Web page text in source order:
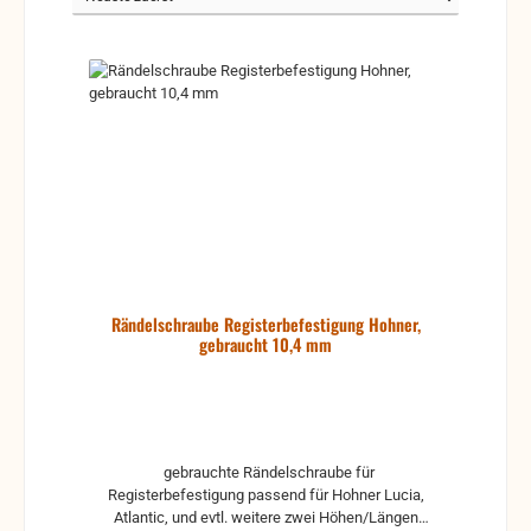
Rändelschraube Registerbefestigung Hohner,
gebraucht 10,4 mm
Registerbefestigung passend für Hohner Lucia,
Atlantic, und evtl. weitere zwei Höhen/Längen